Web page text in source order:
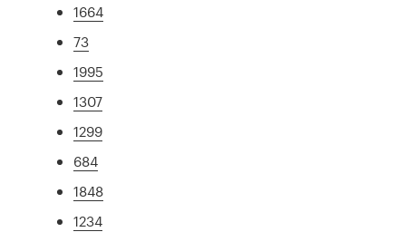
1664
73
1995
1307
1299
684
1848
1234